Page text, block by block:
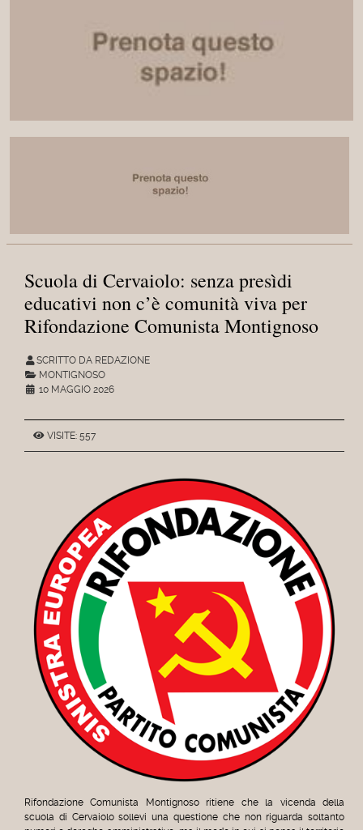
Scuola di Cervaiolo: senza presìdi
educativi non c’è comunità viva per
Rifondazione Comunista Montignoso
SCRITTO DA REDAZIONE
MONTIGNOSO
10 MAGGIO 2026
VISITE: 557
Rifondazione Comunista Montignoso ritiene che la vicenda della
scuola di Cervaiolo sollevi una questione che non riguarda soltanto